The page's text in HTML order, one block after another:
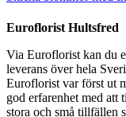
Euroflorist Hultsfred
Via Euroflorist kan du
leverans över hela
Euroflorist var först ut
god erfarenhet med
stora och små tillfällen